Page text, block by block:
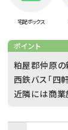
宅配ボックス
ポイント
粕屋郡仲原の
西鉄バス「四
近隣には商業